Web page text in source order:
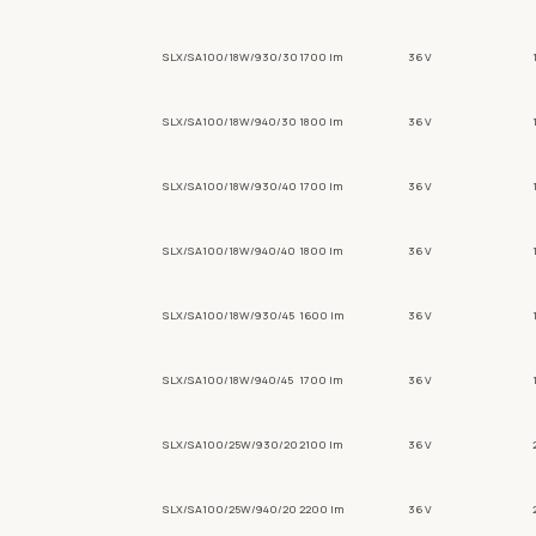
SLX/SA100/18W/930/30 1700 lm 36 V
SLX/SA100/18W/940/30 1800 lm 36 V
SLX/SA100/18W/930/40 1700 lm 36 V
SLX/SA100/18W/940/40 1800 lm 36 V
SLX/SA100/18W/930/45 1600 lm 36 V
SLX/SA100/18W/940/45 1700 lm 36 V
SLX/SA100/25W/930/202100 lm 36 V
SLX/SA100/25W/940/20 2200 lm 36 V